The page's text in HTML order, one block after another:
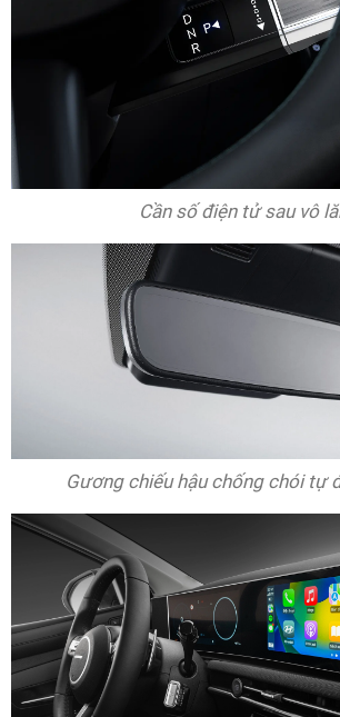
Cần số điện tử sau vô
Gương chiếu hậu chống chói tự